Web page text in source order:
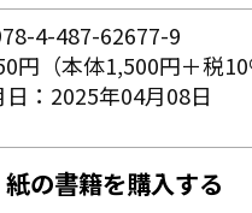
4-487-62677-9
円（本体1,500円＋税
：2025年04月08日
紙の書籍を購入する